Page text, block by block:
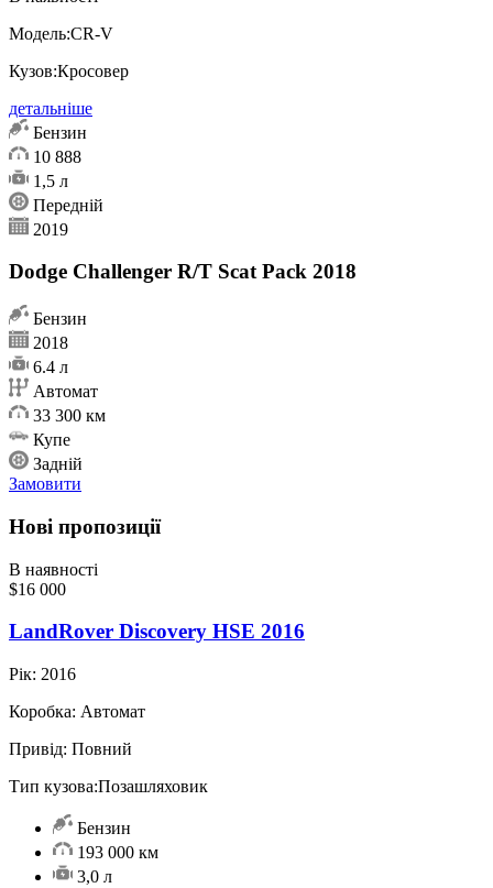
Модель:CR-V
Кузов:Кросовер
детальніше
Бензин
10 888
1,5 л
Передній
2019
Dodge Challenger R/T Scat Pack 2018
Бензин
2018
6.4 л
Автомат
33 300 км
Купе
Задній
Замовити
Нові пропозиції
В наявності
$16 000
LandRover Discovery HSE 2016
Рік: 2016
Коробка: Автомат
Привід: Повний
Тип кузова:Позашляховик
Бензин
193 000 км
3,0 л